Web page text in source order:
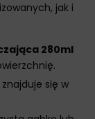
jak i
280ml
się w